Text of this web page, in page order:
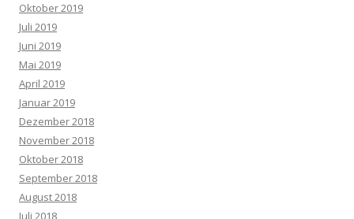
Oktober 2019
Juli 2019
Juni 2019
Mai 2019
April 2019
Januar 2019
Dezember 2018
November 2018
Oktober 2018
September 2018
August 2018
Juli 2018